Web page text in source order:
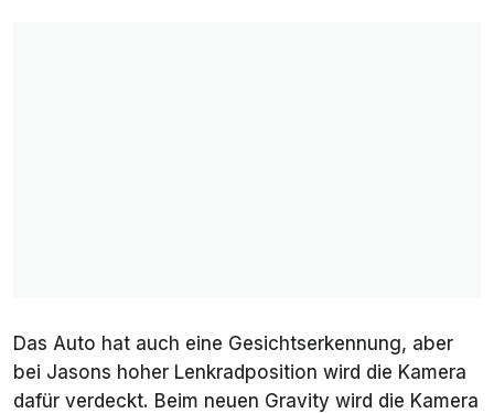
Das Auto hat auch eine Gesichtserkennung, aber
bei Jasons hoher Lenkradposition wird die Kamera
dafür verdeckt. Beim neuen Gravity wird die Kamera